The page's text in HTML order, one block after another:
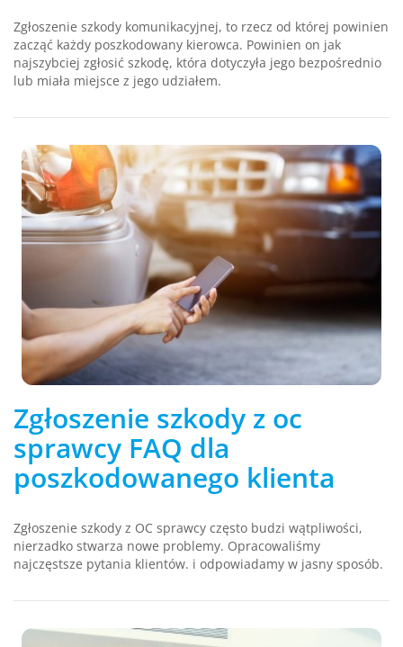
Zgłoszenie szkody komunikacyjnej, to rzecz od której powinien
zacząć każdy poszkodowany kierowca. Powinien on jak
najszybciej zgłosić szkodę, która dotyczyła jego bezpośrednio
lub miała miejsce z jego udziałem.
Zgłoszenie szkody z oc
sprawcy FAQ dla
poszkodowanego klienta
Zgłoszenie szkody z OC sprawcy często budzi wątpliwości,
nierzadko stwarza nowe problemy. Opracowaliśmy
najczęstsze pytania klientów. i odpowiadamy w jasny sposób.